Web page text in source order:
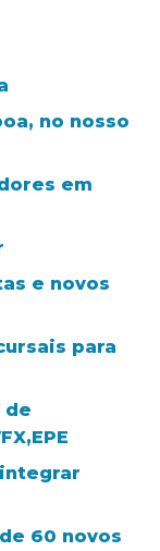
no nosso
em
e novos
para
de
60 novos